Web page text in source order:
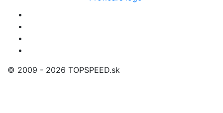
© 2009 - 2026 TOPSPEED.sk